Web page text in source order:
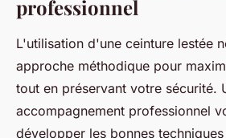
professionnel
L'utilisation d'une ceinture lestée
approche méthodique pour
tout en préservant votre sécurité.
accompagnement professionnel
développer les bonnes